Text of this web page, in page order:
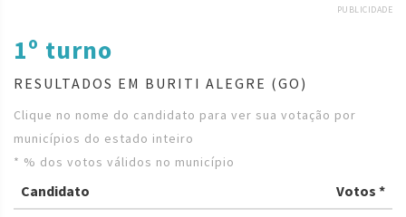
PUBLICIDADE
1º turno
RESULTADOS EM BURITI ALEGRE (GO)
Clique no nome do candidato para ver sua votação por
municípios do estado inteiro
* % dos votos válidos no município
Candidato Votos *